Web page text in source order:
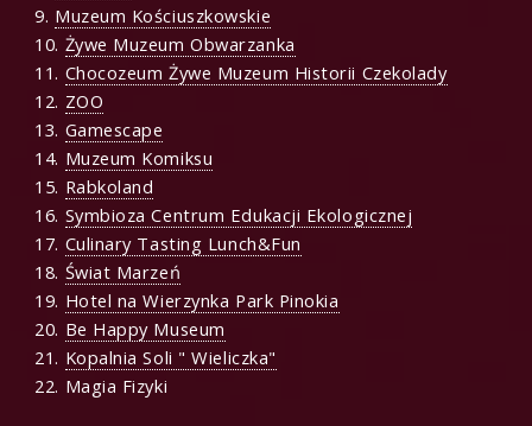
9. Muzeum Kościuszkowskie
10. Żywe Muzeum Obwarzanka
11. Chocozeum Żywe Muzeum Historii Czekolady
12. ZOO
13. Gamescape
14. Muzeum Komiksu
15. Rabkoland
16. Symbioza Centrum Edukacji Ekologicznej
17. Culinary Tasting Lunch&Fun
18. Świat Marzeń
19. Hotel na Wierzynka Park Pinokia
20. Be Happy Museum
21. Kopalnia Soli " Wieliczka"
22. Magia Fizyki